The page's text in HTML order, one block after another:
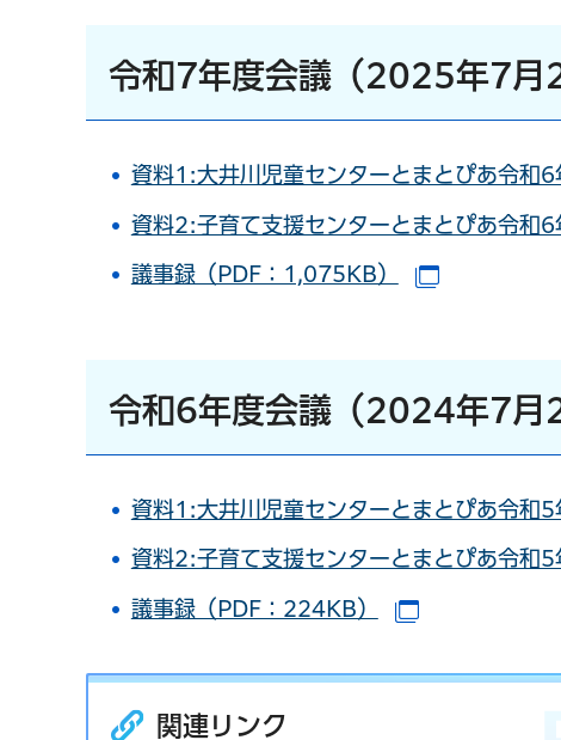
令和7年度会議（2025年7月
資料1:大井川児童センターとまとぴあ令和
資料2:子育て支援センターとまとぴあ令和
議事録（PDF：1,075KB） （別ウイン
令和6年度会議（2024年7月
資料1:大井川児童センターとまとぴあ令和
資料2:子育て支援センターとまとぴあ令和
議事録（PDF：224KB）
関連リンク